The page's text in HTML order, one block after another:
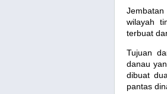
wilayah
terbuat
Tujuan
danau
dibuat
pantas